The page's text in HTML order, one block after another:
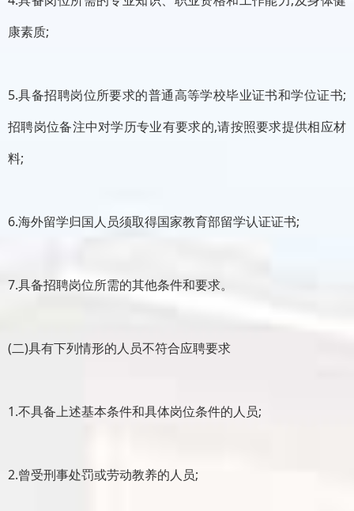
康素质;
5.具备招聘岗位所要求的普通高等学校毕业证书和学位证书;
招聘岗位备注中对学历专业有要求的,请按照要求提供相应材
料;
6.海外留学归国人员须取得国家教育部留学认证证书;
7.具备招聘岗位所需的其他条件和要求。
(二)具有下列情形的人员不符合应聘要求
1.不具备上述基本条件和具体岗位条件的人员;
2.曾受刑事处罚或劳动教养的人员;